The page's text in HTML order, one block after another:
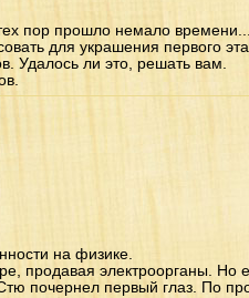
пор прошло немало
для украшения первого
Удалось ли это, решать вам.
на физике.
продавая электроорганы. Но
почернел первый глаз. По